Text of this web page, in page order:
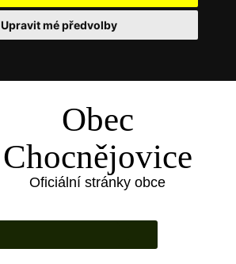
Upravit mé předvolby
Obec
Chocnějovice
Oficiální stránky obce